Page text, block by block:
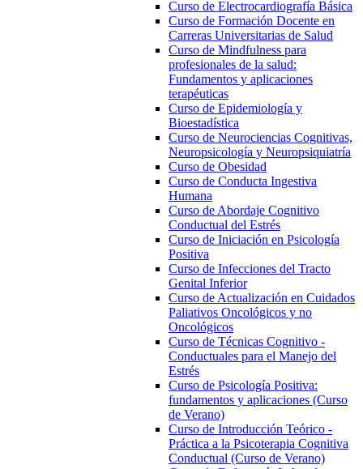
Curso de Electrocardiografía Básica
Curso de Formación Docente en
Carreras Universitarias de Salud
Curso de Mindfulness para
profesionales de la salud:
Fundamentos y aplicaciones
terapéuticas
Curso de Epidemiología y
Bioestadística
Curso de Neurociencias Cognitivas,
Neuropsicología y Neuropsiquiatría
Curso de Obesidad
Curso de Conducta Ingestiva
Humana
Curso de Abordaje Cognitivo
Conductual del Estrés
Curso de Iniciación en Psicología
Positiva
Curso de Infecciones del Tracto
Genital Inferior
Curso de Actualización en Cuidados
Paliativos Oncológicos y no
Oncológicos
Curso de Técnicas Cognitivo -
Conductuales para el Manejo del
Estrés
Curso de Psicología Positiva:
fundamentos y aplicaciones (Curso
de Verano)
Curso de Introducción Teórico -
Práctica a la Psicoterapia Cognitiva
Conductual (Curso de Verano)